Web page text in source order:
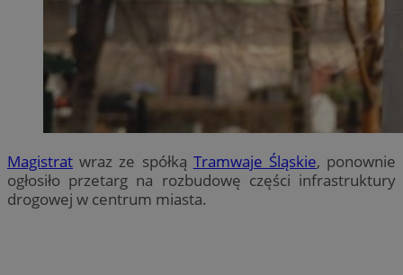
Magistrat wraz ze spółką Tramwaje Śląskie, ponownie
ogłosiło przetarg na rozbudowę części infrastruktury
drogowej w centrum miasta.